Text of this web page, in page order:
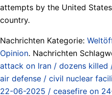
attempts by the United
country.
Nachrichten Kategorie:
Opinion. Nachrichten
attack on Iran / dozens
air defense / civil nuclear
22-06-2025 / ceasefire on